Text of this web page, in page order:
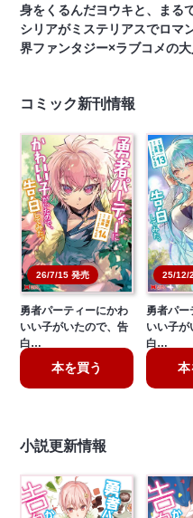
身をくるんだヨウキと、まる
シリアがミステリアスでロマ
界ファンタジー×ラブコメの
コミック新刊情報
26/7/15 発売
勇者パーティーにかわ
いい子がいたので、告
白…
本を買う
25/12/
勇者パー
いい子が
白…
本
小説更新情報